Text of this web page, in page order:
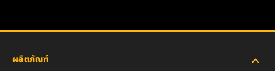
ผลิตภัณฑ์